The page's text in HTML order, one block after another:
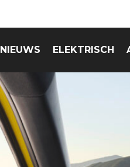
NIEUWS ELEKTRISCH